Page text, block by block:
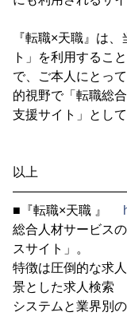
『転職×天職』は
ト」を利用すること
で、ご本人にとっ
的視野で「転職総合
支援サイト」とし
以上
■『転職×天職 』
総合人材サービス
スサイト」。
特徴は圧倒的な求
景とした求人検索
システムと業界別